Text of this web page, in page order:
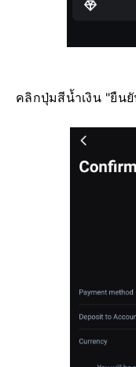
คลิกปุ่มสีน้ำเงิน "ยืนยั